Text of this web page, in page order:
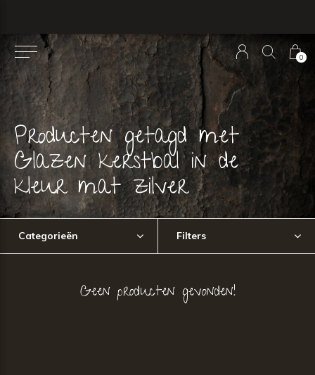
0
Producten getagd met
Glazen kerstbal in de
kleur mat zilver
Categorieën Filters
Geen producten gevonden!